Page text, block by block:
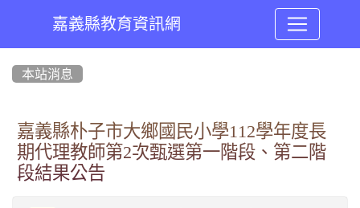
嘉義縣教育資訊網
本站消息
嘉義縣朴子市大鄉國民小學112學年度長
期代理教師第2次甄選第一階段、第二階
段結果公告